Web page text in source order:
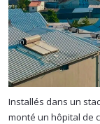
Installés dans un
monté un hôpital de